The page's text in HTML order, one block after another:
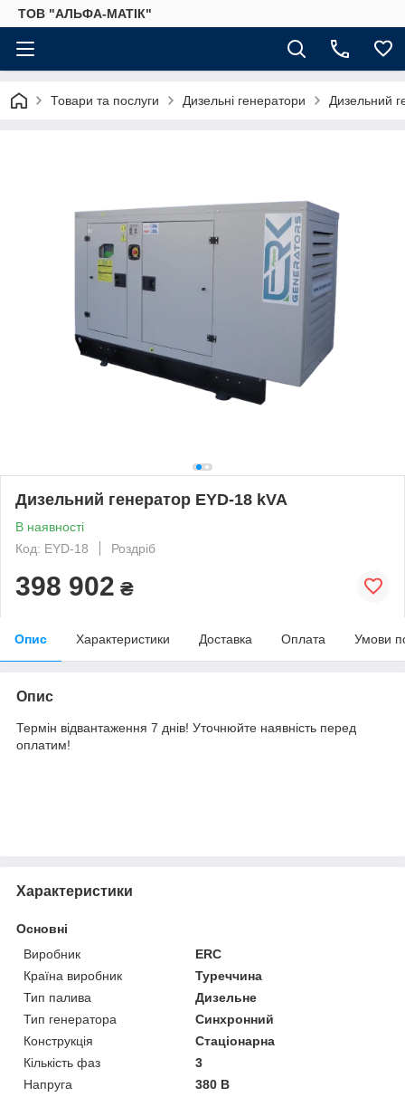
ТОВ "АЛЬФА-МАТІК"
Товари та послуги Дизельні генератори Дизельний
Дизельний генератор EYD-18 kVA
В наявності
Код: EYD-18
Роздріб
398 902 ₴
Опис Характеристики Доставка Оплата Умови
Опис
Термін відвантаження 7 днів! Уточнюйте наявність перед
оплатим!
Характеристики
Основні
Виробник
ERC
Країна виробник
Туреччина
Тип палива
Дизельне
Тип генератора
Синхронний
Конструкція
Стаціонарна
Кількість фаз
3
Напруга
380 В